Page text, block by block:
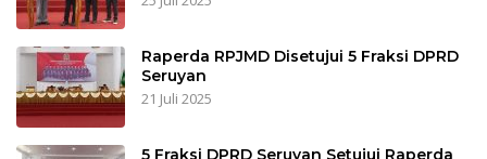
Raperda RPJMD Disetujui 5 Fraksi DPRD
Seruyan
21 Juli 2025
5 Fraksi DPRD Seruyan Setujui Raperda